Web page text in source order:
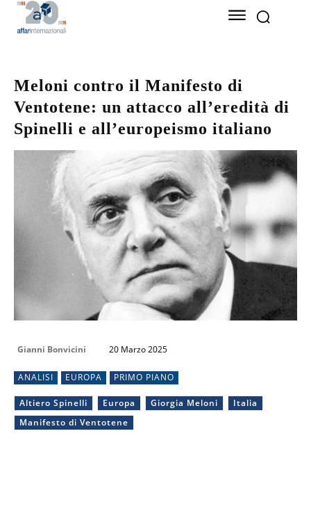
Meloni contro il Manifesto di
Ventotene: un attacco all’eredità di
Spinelli e all’europeismo italiano
Gianni Bonvicini 20 Marzo 2025
ANALISI EUROPA PRIMO PIANO
Altiero Spinelli Europa Giorgia Meloni
Italia
Manifesto di Ventotene